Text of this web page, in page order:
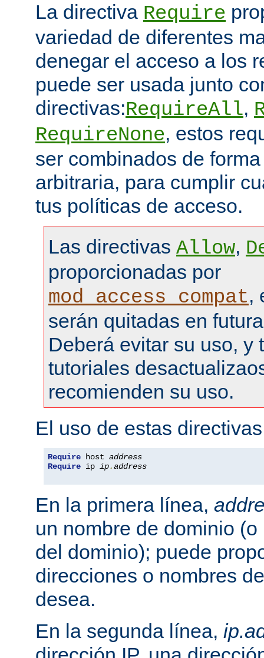
La directiva Require
variedad de diferentes
denegar el acceso a los
puede ser usada junto
directivas:RequireAll,
RequireNone, estos
ser combinados de
arbitraria, para cumplir
tus políticas de acceso.
Las directivas Allow,
proporcionadas por
mod_access_compat,
serán quitadas en
Deberá evitar su uso, y
tutoriales
recomienden su uso.
El uso de estas
Require host address
Require ip ip.address
En la primera línea,
un nombre de dominio
del dominio); puede
direcciones o nombres
desea.
En la segunda línea,